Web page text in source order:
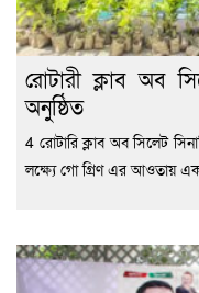
রোটারী ক্লাব অব
অনুষ্ঠিত
4 রোটারি ক্লাব অব সিলেট
লক্ষ্যে গো গ্রিণ এর আওতায়